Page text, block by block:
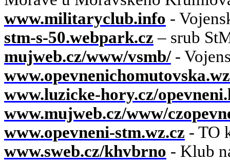
www.militaryclub.info -
stm-s-50.webpark.cz – srub
mujweb.cz/www/vsmb/-
www.luzicke-hory.cz/
www.mujweb.cz/www/
www.opevneni-stm.wz.cz - TO
www.sweb.cz/khvbrno - Klub